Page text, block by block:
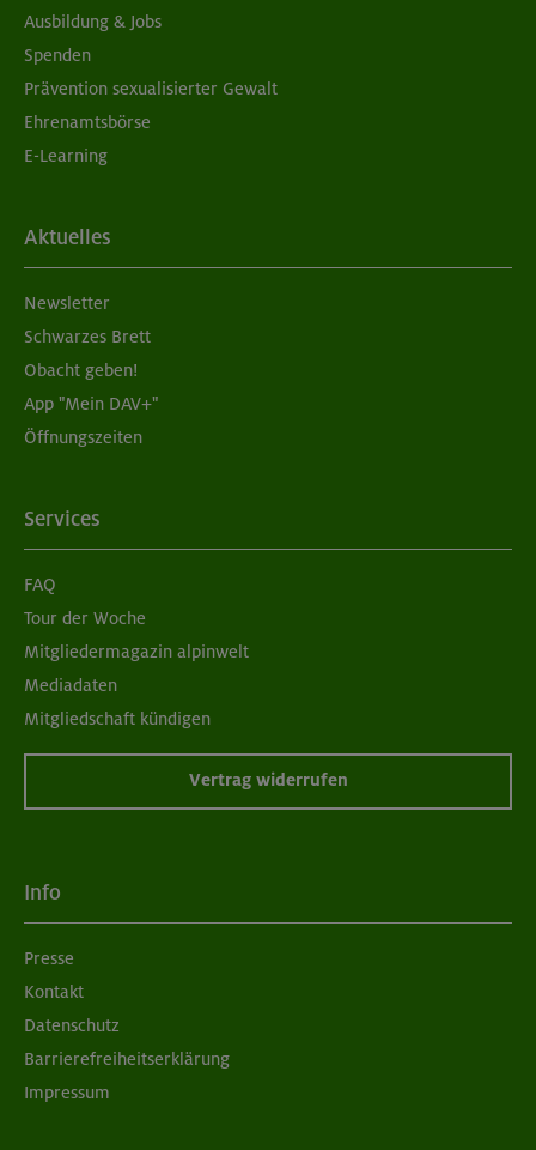
Ausbildung & Jobs
Spenden
Prävention sexualisierter Gewalt
Ehrenamtsbörse
E-Learning
Aktuelles
Newsletter
Schwarzes Brett
Obacht geben!
App "Mein DAV+"
Öffnungszeiten
Services
FAQ
Tour der Woche
Mitgliedermagazin alpinwelt
Mediadaten
Mitgliedschaft kündigen
Vertrag widerrufen
Info
Presse
Kontakt
Datenschutz
Barrierefreiheitserklärung
Impressum